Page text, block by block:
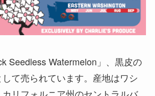
Seedless Watermelon」、黒皮の
て売られています。産地はワシ